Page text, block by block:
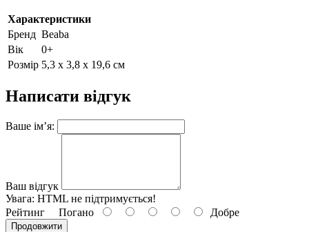
Характеристики
Бренд Beaba
Вік
0+
Розмір 5,3 x 3,8 x 19,6 cм
Написати відгук
Ваше ім’я:
Ваш відгук
Увага: HTML не підтримується!
Рейтинг Погано Добре
Продовжити